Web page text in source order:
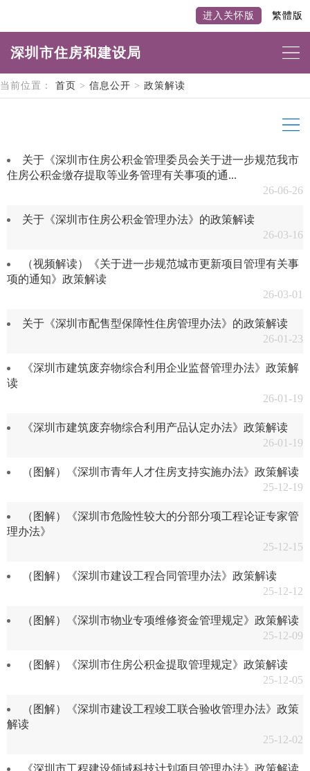
进入关怀版 繁體版
深圳市住房和建设局
当前位置： 首页 > 信息公开 > 政策解读
关于《深圳市住房公积金管理委员会关于进一步规范我市
住房公积金缴存提取等业务管理有关事项的通...
26-06-26
关于《深圳市住房公积金管理办法》的政策解读
26-03-16
（视频解读）《关于进一步规范城市更新项目管理有关事
项的通知》政策解读
26-03-01
关于《深圳市配售型保障性住房管理办法》的政策解读
26-01-23
《深圳市建筑废弃物综合利用企业监督管理办法》政策解
读
26-01-19
《深圳市建筑废弃物综合利用产品认定办法》政策解读
26-01-19
（图解）《深圳市青年人才住房支持实施办法》政策解读
25-12-19
（图解）《深圳市危险性较大的分部分项工程论证专家管
理办法》
25-12-15
（图解）《深圳市建设工程合同管理办法》政策解读
25-12-12
（图解）《深圳市物业专项维修资金管理规定》政策解读
25-12-09
（图解）《深圳市住房公积金提取管理规定》政策解读
25-12-05
（图解）《深圳市建设工程竣工联合验收管理办法》政策
解读
25-12-02
《深圳市工程建设领域科技计划项目管理办法》政策解读